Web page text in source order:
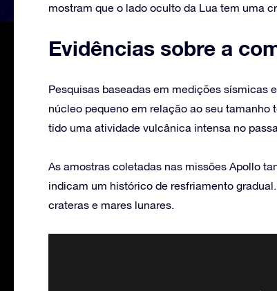
mostram que o lado oculto da Lua tem uma
Evidências sobre a
Pesquisas baseadas em medições sísmicas
núcleo pequeno em relação ao seu tamanho
tido uma atividade vulcânica intensa no
As amostras coletadas nas missões Apollo
indicam um histórico de resfriamento
crateras e mares lunares.